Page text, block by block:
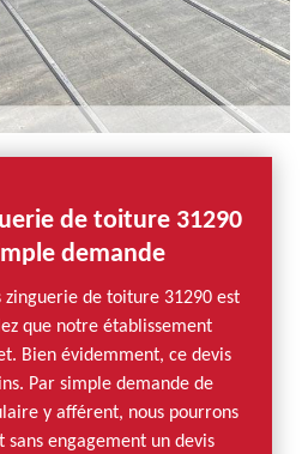
de toiture 31290
demande
zinguerie de toiture 31290 est
que notre établissement
Bien évidemment, ce devis
Par simple demande de
y afférent, nous pourrons
engagement un devis